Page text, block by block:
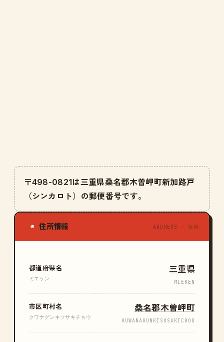
〒498-0821は三重県桑名郡木曽岬町新加路戸
（シンカロト）の郵便番号です。
◉ 住所情報 ADDRESS · 住所
都道府県名
ミエケン
三重県
MIEKEN
市区町村名
クワナグンキソサキチョウ
桑名郡木曽岬町
KUWANAGUNKISOSAKICHOU